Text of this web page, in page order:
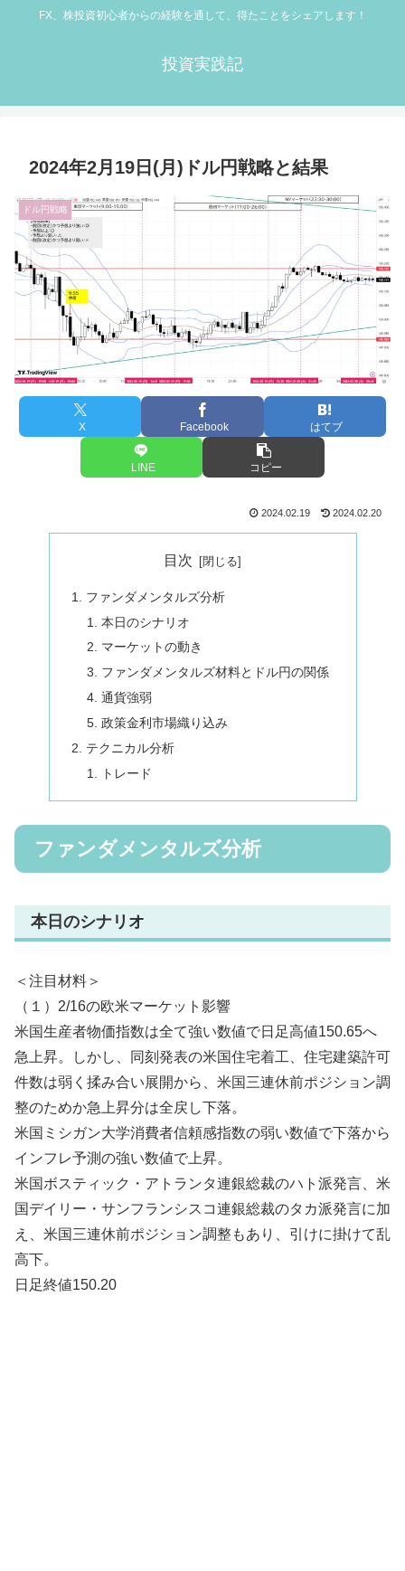
FX、株投資初心者からの経験を通して、得たことをシェアします！
投資実践記
2024年2月19日(月)ドル円戦略と結果
ドル円戦略
X Facebook はてブ
LINE コピー
2024.02.19 2024.02.20
目次
ファンダメンタルズ分析
本日のシナリオ
マーケットの動き
ファンダメンタルズ材料とドル円の関係
通貨強弱
政策金利市場織り込み
テクニカル分析
トレード
ファンダメンタルズ分析
本日のシナリオ
＜注目材料＞
（１）2/16の欧米マーケット影響
米国生産者物価指数は全て強い数値で日足高値150.65へ
急上昇。しかし、同刻発表の米国住宅着工、住宅建築許可
件数は弱く揉み合い展開から、米国三連休前ポジション調
整のためか急上昇分は全戻し下落。
米国ミシガン大学消費者信頼感指数の弱い数値で下落から
インフレ予測の強い数値で上昇。
米国ボスティック・アトランタ連銀総裁のハト派発言、米
国デイリー・サンフランシスコ連銀総裁のタカ派発言に加
え、米国三連休前ポジション調整もあり、引けに掛けて乱
高下。
日足終値150.20